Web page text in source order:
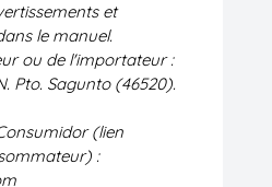
et
le manuel.
ou de l'importateur :
Pto. Sagunto (46520).
(lien
: